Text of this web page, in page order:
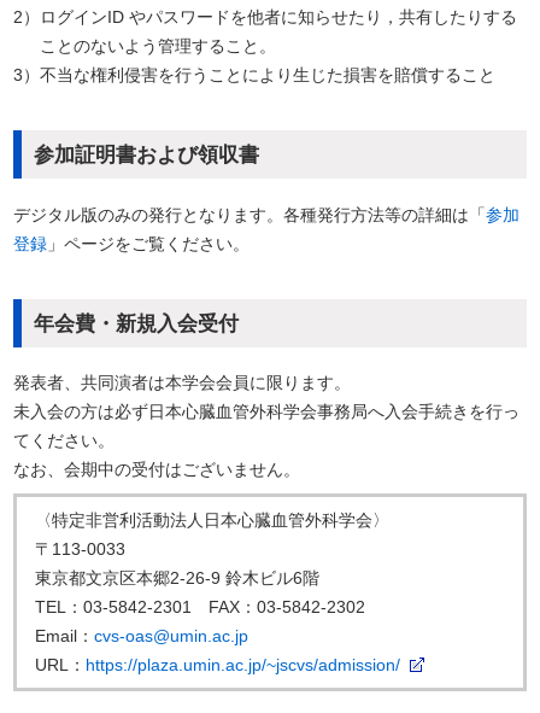
2）
ログインID やパスワードを他者に知らせたり，共有したりする
ことのないよう管理すること。
3）不当な権利侵害を行うことにより生じた損害を賠償すること
参加証明書および領収書
デジタル版のみの発行となります。各種発行方法等の詳細は「参加
登録 」ページをご覧ください。
年会費・新規入会受付
発表者、共同演者は本学会会員に限ります。
未入会の方は必ず日本心臓血管外科学会事務局へ入会手続きを行っ
てください。
なお、会期中の受付はございません。
〈特定非営利活動法人日本心臓血管外科学会〉
〒113-0033
東京都文京区本郷2-26-9 鈴木ビル6階
TEL：03-5842-2301 FAX：03-5842-2302
Email： cvs-oas@umin.ac.jp
URL： https://plaza.umin.ac.jp/~jscvs/admission/